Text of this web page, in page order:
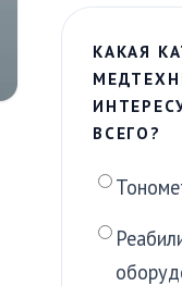
КАКАЯ
ВСЕГО?